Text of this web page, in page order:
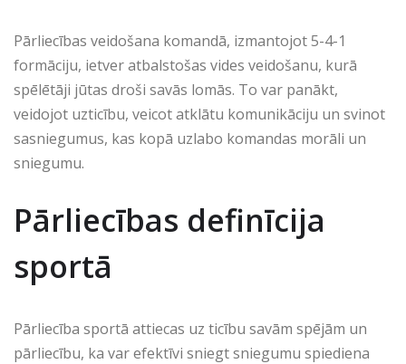
Pārliecības veidošana komandā, izmantojot 5-4-1
formāciju, ietver atbalstošas vides veidošanu, kurā
spēlētāji jūtas droši savās lomās. To var panākt,
veidojot uzticību, veicot atklātu komunikāciju un svinot
sasniegumus, kas kopā uzlabo komandas morāli un
sniegumu.
Pārliecības definīcija
sportā
Pārliecība sportā attiecas uz ticību savām spējām un
pārliecību, ka var efektīvi sniegt sniegumu spiediena